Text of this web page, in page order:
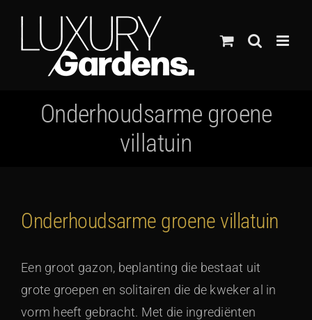
inhoud
Onderhoudsarme groene
villatuin
Onderhoudsarme groene villatuin
Een groot gazon, beplanting die bestaat uit
grote groepen en solitairen die de kweker al in
vorm heeft gebracht. Met die ingrediënten